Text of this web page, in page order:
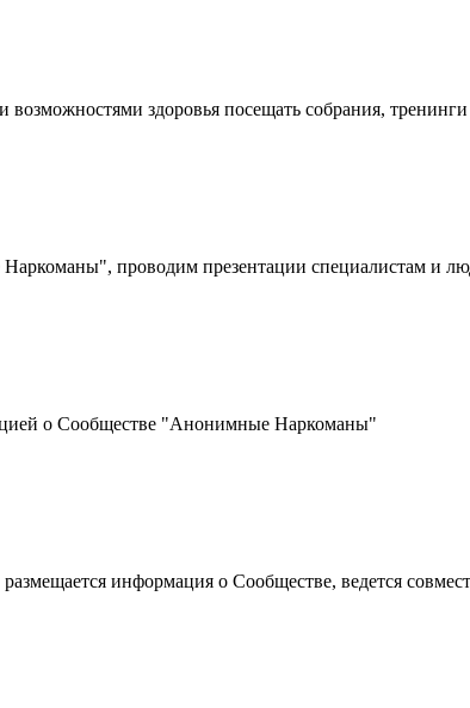
здоровья посещать собрания,
проводим презентации специалистам и
о Сообществе "Анонимные Наркоманы"
размещается информация о Сообществе, ведется